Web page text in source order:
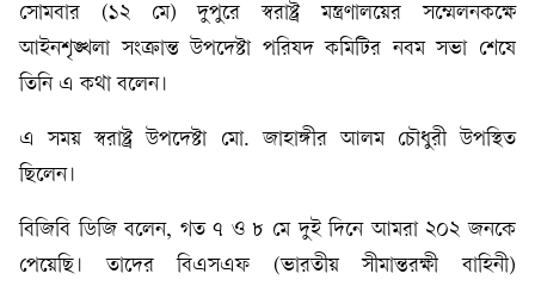
সোমবার (১২ মে) দুপুরে স্বরাষ্ট্র মন্ত্রণালয়ের সম্মেলনকক্ষে
আইনশৃঙ্খলা সংক্রান্ত উপদেষ্টা পরিষদ কমিটির নবম সভা শেষে
তিনি এ কথা বলেন।
এ সময় স্বরাষ্ট্র উপদেষ্টা মো. জাহাঙ্গীর আলম চৌধুরী উপস্থিত
ছিলেন।
বিজিবি ডিজি বলেন, গত ৭ ও ৮ মে দুই দিনে আমরা ২০২ জনকে
পেয়েছি। তাদের বিএসএফ (ভারতীয় সীমান্তরক্ষী বাহিনী)